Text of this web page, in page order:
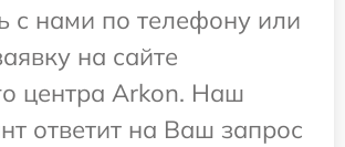
с нами по телефону или
на сайте
центра Arkon. Наш
ответит на Ваш запрос